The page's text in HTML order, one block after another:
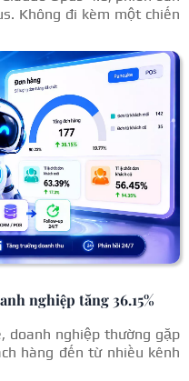
Không đi kèm một chiến
nghiệp tăng 36.15%
doanh nghiệp thường gặp
hàng đến từ nhiều kênh